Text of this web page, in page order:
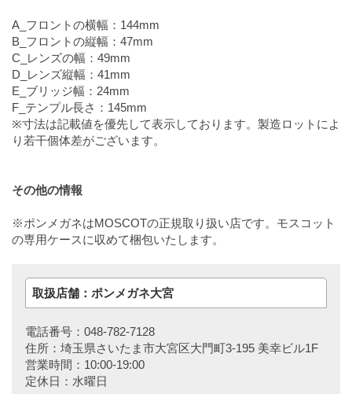
A_フロントの横幅：144mm
B_フロントの縦幅：47mm
C_レンズの幅：49mm
D_レンズ縦幅：41mm
E_ブリッジ幅：24mm
F_テンプル長さ：145mm
※寸法は記載値を優先して表示しております。製造ロットによ
り若干個体差がございます。
その他の情報
※ポンメガネはMOSCOTの正規取り扱い店です。モスコット
の専用ケースに収めて梱包いたします。
取扱店舗：ポンメガネ大宮
電話番号：048-782-7128
住所：埼玉県さいたま市大宮区大門町3-195 美幸ビル1F
営業時間：10:00-19:00
定休日：水曜日